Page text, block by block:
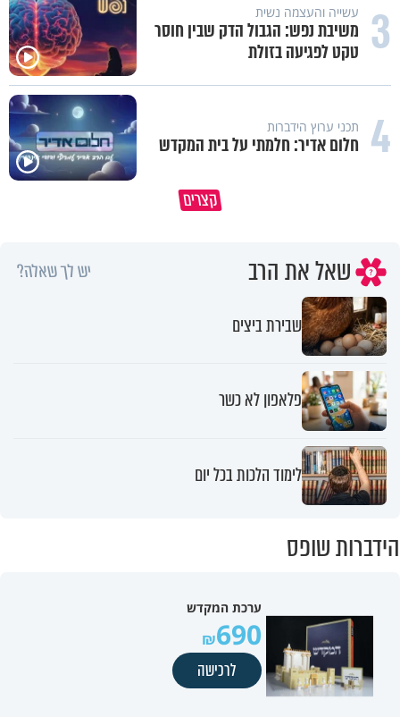
3 עשייה והעצמה נשית
משיבת נפש: הגבול הדק שבין חוסר
טקט לפגיעה בזולת
4 תכני ערוץ הידברות
חלום אדיר: חלמתי על בית המקדש
קצרים
הרגעים הקשים ביותר בחיים
שאל את הרב יש לך שאלה?
שבירת ביצים
פלאפון לא כשר
לימוד הלכות בכל יום
הידברות שופס
ערכת המקדש
690
לרכישה